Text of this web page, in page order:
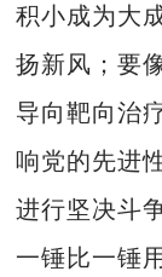
积小成为大
扬新风；要
导向靶向治
响党的先进
进行坚决斗
一锤比一锤